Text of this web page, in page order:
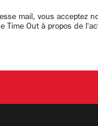
mail, vous acceptez
Time Out à propos de